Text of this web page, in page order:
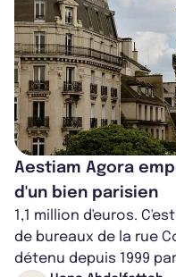
Aestiam Agora
d'un bien parisien
1,1 million d'euros.
de bureaux de la rue
détenu depuis 1999